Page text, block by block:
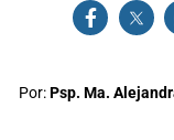
Por:Psp. Ma.